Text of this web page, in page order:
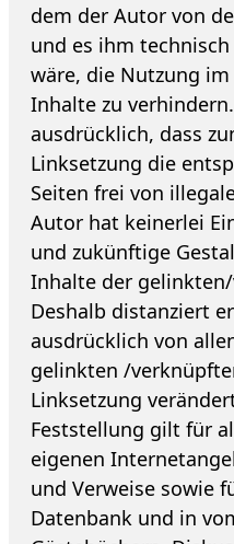
dem der Autor von
und es ihm
wäre, die Nutzung
Inhalte zu
ausdrücklich, dass
Linksetzung die
Seiten frei von
Autor hat keinerlei
und zukünftige
Inhalte der
Deshalb distanziert
ausdrücklich von
gelinkten /
Linksetzung
Feststellung gilt für
eigenen
und Verweise sowie
Datenbank und in